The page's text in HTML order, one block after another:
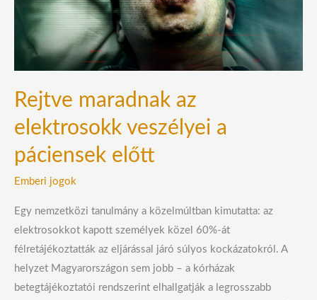
Rejtve maradnak az
elektrosokk veszélyei a
páciensek előtt
Emberi jogok
Egy nemzetközi tanulmány a közelmúltban kimutatta: az
elektrosokkot kapott személyek közel 60%-át
félretájékoztatták az eljárással járó súlyos kockázatokról. A
helyzet Magyarországon sem jobb – a kórházak
betegtájékoztatói rendszerint elhallgatják a legrosszabb
előtt